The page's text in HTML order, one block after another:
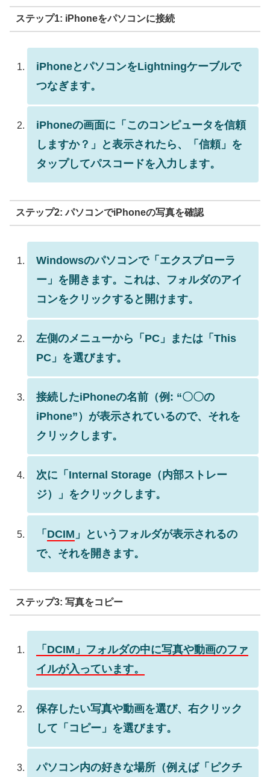
ステップ1: iPhoneをパソコンに接続
iPhoneとパソコンをLightningケーブルで
つなぎます。
iPhoneの画面に「このコンピュータを信頼
しますか？」と表示されたら、「信頼」を
タップしてパスコードを入力します。
ステップ2: パソコンでiPhoneの写真を確認
Windowsのパソコンで「エクスプローラ
ー」を開きます。これは、フォルダのアイ
コンをクリックすると開けます。
左側のメニューから「PC」または「This
PC」を選びます。
接続したiPhoneの名前（例: “〇〇の
iPhone”）が表示されているので、それを
クリックします。
次に「Internal Storage（内部ストレー
ジ）」をクリックします。
「 DCIM 」というフォルダが表示されるの
で、それを開きます。
ステップ3: 写真をコピー
「DCIM」フォルダの中に写真や動画のファ
イルが入っています。
保存したい写真や動画を選び、右クリック
して「コピー」を選びます。
パソコン内の好きな場所（例えば「ピクチ